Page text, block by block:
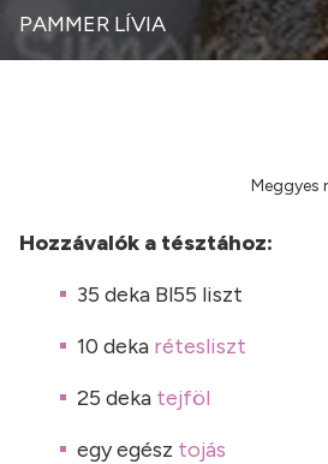
PAMMER LÍVIA
Meggyes
Hozzávalók a tésztához:
35 deka Bl55 liszt
10 deka rétesliszt
25 deka tejföl
egy egész tojás